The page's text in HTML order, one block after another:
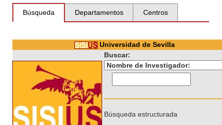
Búsqueda Departamentos Centros
Universidad de Sevilla
Buscar:
Búsqueda estructurada